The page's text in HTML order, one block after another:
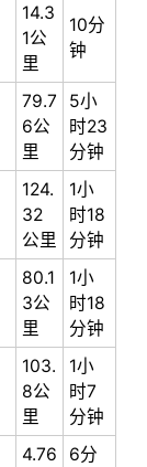
14.3
1公
里
10分
钟
79.7
6公
里
5小
时23
分钟
124.
32
公里
1小
时18
分钟
80.1
3公
里
1小
时18
分钟
103.
8公
里
1小
时7
分钟
4.76
6分